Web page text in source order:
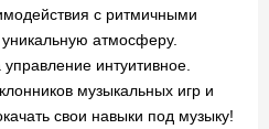
с ритмичными
атмосферу.
интуитивное.
музыкальных игр и
свои навыки под музыку!